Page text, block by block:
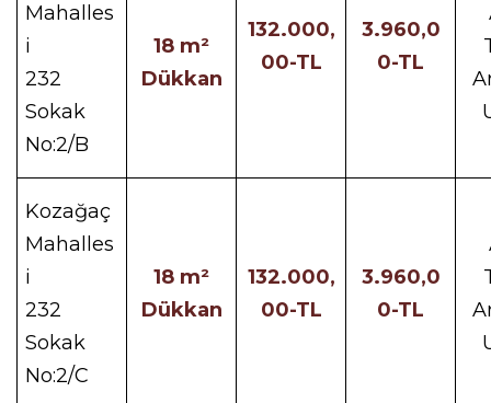
Mahalles
i
232
Sokak
No:2/B
18 m²
Dükkan
132.000,
00-TL
3.960,0
0-TL
Kozağaç
Mahalles
i
232
Sokak
No:2/C
18 m²
Dükkan
132.000,
00-TL
3.960,0
0-TL